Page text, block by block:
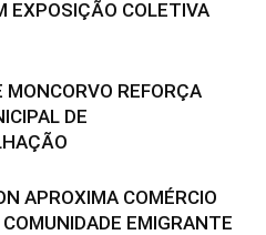
EXPOSIÇÃO COLETIVA
MONCORVO REFORÇA
DE
APROXIMA COMÉRCIO
EMIGRANTE